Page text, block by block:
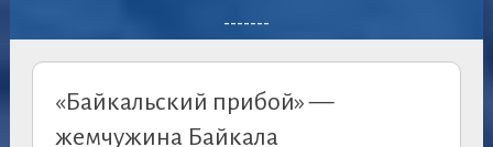
-------
«Байкальский прибой» —
жемчужина Байкала